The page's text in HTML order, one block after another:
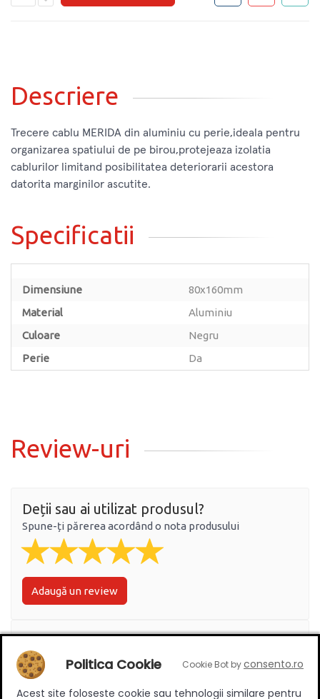
Descriere
Trecere cablu MERIDA din aluminiu cu perie,ideala pentru
organizarea spatiului de pe birou,protejeaza izolatia
cablurilor limitand posibilitatea deteriorarii acestora
datorita marginilor ascutite.
Specificatii
Dimensiune
80x160mm
Material
Aluminiu
Culoare
Negru
Perie
Da
Review-uri
Deții sau ai utilizat produsul?
Spune-ți părerea acordând o nota produsului
Adaugă un review
Ratingul general al produsului
Politica Cookie Cookie Bot byconsento.ro
Acest site foloseste cookie sau tehnologii similare pentru